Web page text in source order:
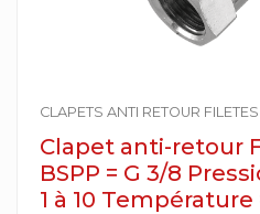
CLAPETS ANTI RETOUR FILETES
Clapet anti-retour
BSPP = G 3/8
1 à 10 Température